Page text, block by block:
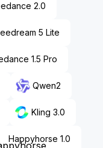
2.0
5 Lite
1.5 Pro
Qwen2
Kling 3.0
Happyhorse 1.0